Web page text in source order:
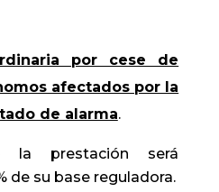
por cese de
afectados por la
de alarma.
la prestación será
de su base reguladora.